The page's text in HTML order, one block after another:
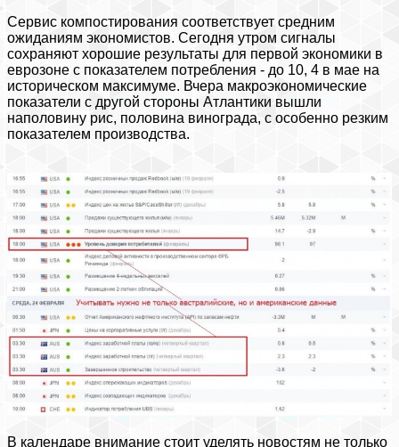
Сервис компостирования соответствует средним
ожиданиям экономистов. Сегодня утром сигналы
сохраняют хорошие результаты для первой экономики в
еврозоне с показателем потребления - до 10, 4 в мае на
историческом максимуме. Вчера макроэкономические
показатели с другой стороны Атлантики вышли
наполовину рис, половина винограда, с особенно резким
показателем производства.
В календаре внимание стоит уделять новостям не только